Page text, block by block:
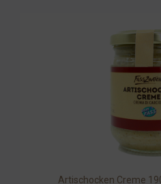
Artischocken Creme